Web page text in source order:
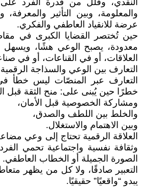
النقدي، وقلّل من قدرة الفرد على
والمعلومة، وبين التأثير
عرضة للانقياد العاطفي والفكري.
حين تُختصر القضايا الكبرى في
معدودة، يصبح الوعي هشًا، ويسهل
العلاقات، أو في القناعات، أو في
التعارف بين الوعي والسذاجة الرقمية
التعارف عبر المنصّات ليس خطأ
خطرًا حين يُبنى على: منح الثقة قبل
ومشاركة الخصوصية قبل الأمان،
والخلط بين اللطف والصدق،
وبين الاهتمام والاستغلال.
العلاقة الرقمية تحتاج إلى وعي
وثقافة نفسية واجتماعية تحمي
الصورة الجميلة أو الخطاب
التعبير صادقًا، ولا كل من يظهر
يبدو “واقعيًا” حقيقيًا.